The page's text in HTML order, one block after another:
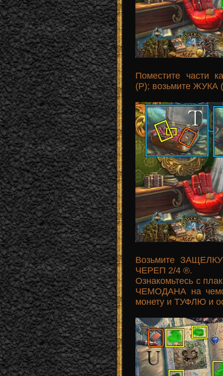
Поместите части
(P); возьмите ЖУКА
Возьмите
ЧЕРЕП 2/4 ®.
Ознакомьтесь с
ЧЕМОДАНА на
монету и ТУФЛЮ и